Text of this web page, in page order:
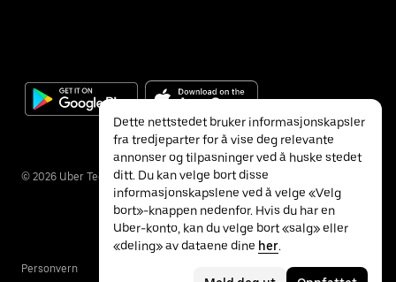
© 2026 Uber Technologies Inc.
Personvern
Dette nettstedet bruker informasjonskapsler
fra tredjeparter for å vise deg relevante
annonser og tilpasninger ved å huske stedet
ditt. Du kan velge bort disse
informasjonskapslene ved å velge «Velg
bort»-knappen nedenfor. Hvis du har en
Uber-konto, kan du velge bort «salg» eller
«deling» av dataene dine her.